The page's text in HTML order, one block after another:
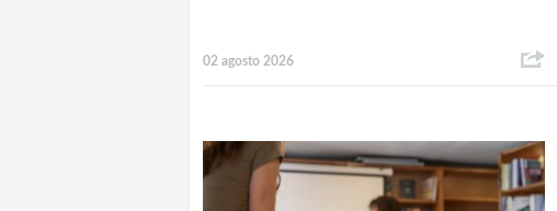
02 agosto 2026